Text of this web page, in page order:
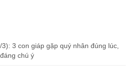
3 con giáp gặp quý nhân đúng lúc,
chú ý